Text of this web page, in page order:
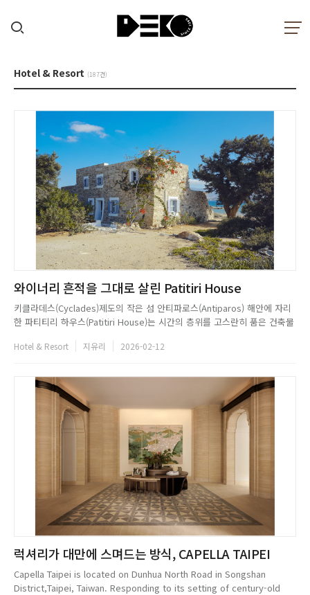
Hotel & Resort (187건)
와이너리 흔적을 그대로 살린 Patitiri House
키클라데스(Cyclades)제도의 작은 섬 안티파로스(Antiparos) 해안에 자리
한 파티티리 하우스(Patitiri House)는 시간의 층위를 고스란히 품은 건축물
에 지어진 석조 구조로, 한때 섬 주민들이 포도를 맨발로 밟아 즙을 내고 발
Hotel & Resort 지유리 2026-02-12
럭셔리가 대만에 스며드는 방식, CAPELLA TAIPEI
Capella Taipei is located on Dunhua North Road in Songshan
District,Taipei, Taiwan. Responding to its setting of century-old